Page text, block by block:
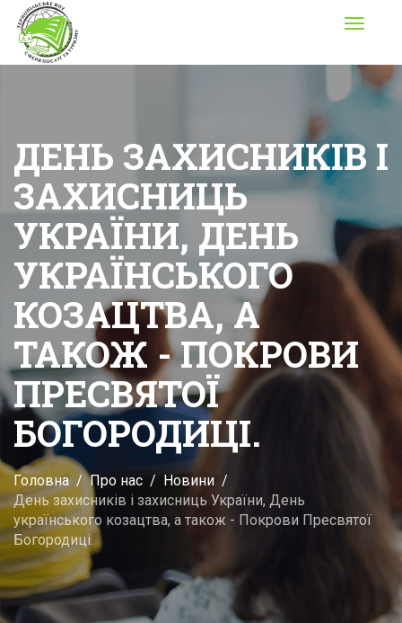
Toggle
ДЕНЬ ЗАХИСНИКІВ І
ЗАХИСНИЦЬ
УКРАЇНИ, ДЕНЬ
УКРАЇНСЬКОГО
КОЗАЦТВА, А
ТАКОЖ - ПОКРОВИ
ПРЕСВЯТОЇ
БОГОРОДИЦІ.
Головна Про нас
Новини
День захисників і захисниць України, День
українського козацтва, а також - Покрови Пресвятої
Богородиці.